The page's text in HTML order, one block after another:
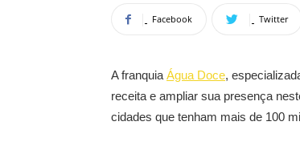
Facebook Twitter
A franquia Água Doce,
receita e ampliar sua presença
cidades que tenham mais de 100